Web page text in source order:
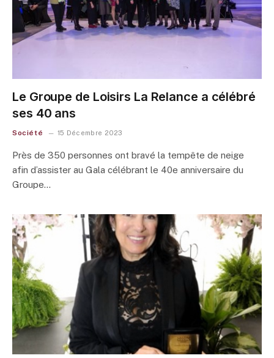
Le Groupe de Loisirs La Relance a célébré
ses 40 ans
Société 15 Décembre 2023
Près de 350 personnes ont bravé la tempête de neige
afin d’assister au Gala célébrant le 40e anniversaire du
Groupe…